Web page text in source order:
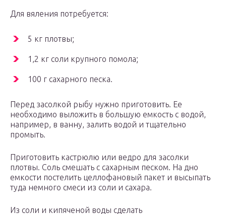
Для вяления потребуется:
5 кг плотвы;
1,2 кг соли крупного помола;
100 г сахарного песка.
Перед засолкой рыбу нужно приготовить. Ее
необходимо выложить в большую емкость с водой,
например, в ванну, залить водой и тщательно
промыть.
Приготовить кастрюлю или ведро для засолки
плотвы. Соль смешать с сахарным песком. На дно
емкости постелить целлофановый пакет и высыпать
туда немного смеси из соли и сахара.
Из соли и кипяченой воды сделать